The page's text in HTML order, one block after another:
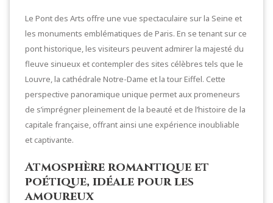
Le Pont des Arts offre une vue spectaculaire sur la Seine et
les monuments emblématiques de Paris. En se tenant sur ce
pont historique, les visiteurs peuvent admirer la majesté du
fleuve sinueux et contempler des sites célèbres tels que le
Louvre, la cathédrale Notre-Dame et la tour Eiffel. Cette
perspective panoramique unique permet aux promeneurs
de s’imprégner pleinement de la beauté et de l’histoire de la
capitale française, offrant ainsi une expérience inoubliable
et captivante.
Atmosphère romantique et
poétique, idéale pour les
amoureux